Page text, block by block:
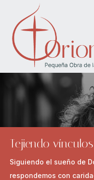
Tejiendo vínculos
Siguiendo el sueño de
respondemos con